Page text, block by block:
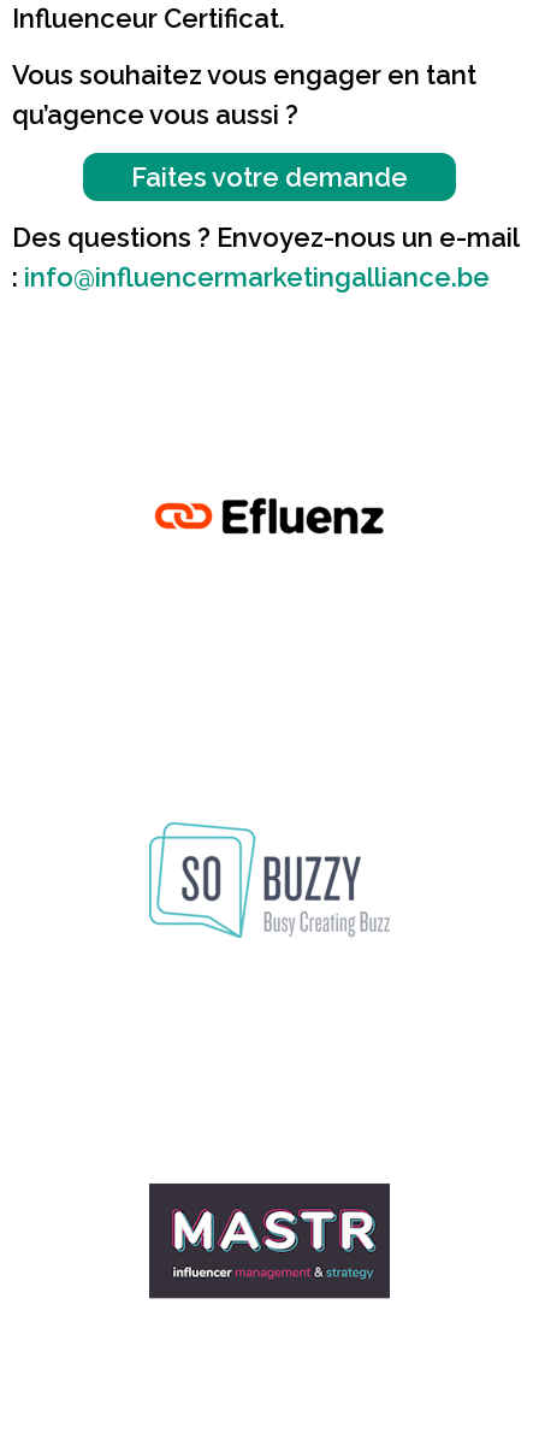
Influenceur Certificat.
Vous souhaitez vous engager en tant
qu’agence vous aussi ?
Faites votre demande
Des questions ? Envoyez-nous un e-mail
: info@influencermarketingalliance.be